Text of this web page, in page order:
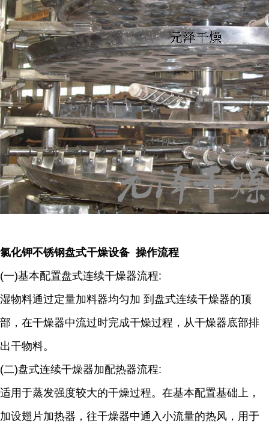
氯化钾不锈钢盘式干燥设备 操作流程
(一)基本配置盘式连续干燥器流程:
湿物料通过定量加料器均匀加 到盘式连续干燥器的顶
部，在干燥器中流过时完成干燥过程，从干燥器底部排
出干物料。
(二)盘式连续干燥器加配热器流程:
适用于蒸发强度较大的干燥过程。在基本配置基础上，
加设翅片加热器，往干燥器中通入小流量的热风，用于